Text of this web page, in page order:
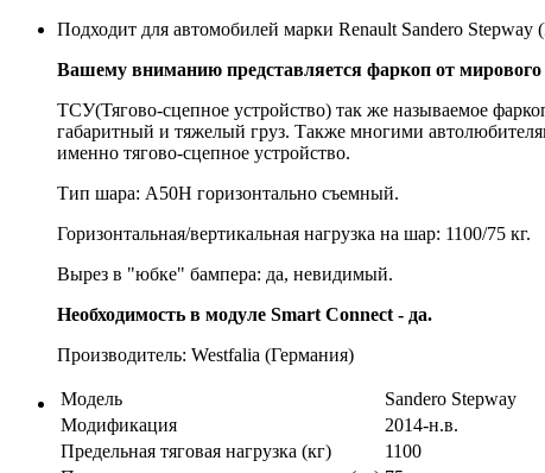
Подходит для автомобилей марки Renault Sandero
Вашему вниманию представляется фаркоп от
ТСУ(Тягово-сцепное устройство) так же называемое
габаритный и тяжелый груз. Также многими
именно тягово-сцепное устройство.
Тип шара: A50H горизонтально съемный.
Горизонтальная/вертикальная нагрузка на шар: 1100/75 кг.
Вырез в "юбке" бампера: да, невидимый.
Необходимость в модуле Smart Connect - да.
Производитель: Westfalia (Германия)
Модель
Sandero Stepway
Модификация
2014-н.в.
Предельная тяговая нагрузка (кг)
1100